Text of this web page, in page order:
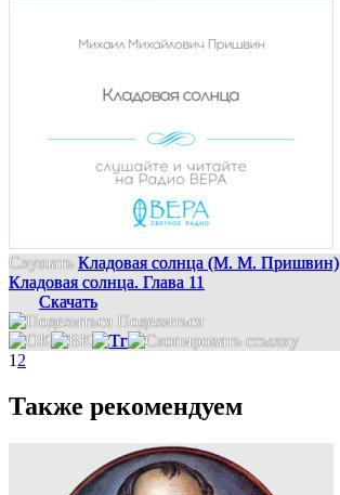
Слушать Кладовая солнца (М. М. Пришвин)
Кладовая солнца. Глава 11
Скачать
Поделиться
1 2
Также рекомендуем